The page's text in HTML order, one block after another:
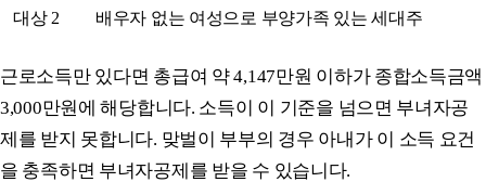
대상 2 배우자 없는 여성으로 부양가족 있는 세대주
근로소득만 있다면 총급여 약 4,147만원 이하가 종합소득금액
3,000만원에 해당합니다. 소득이 이 기준을 넘으면 부녀자공
제를 받지 못합니다. 맞벌이 부부의 경우 아내가 이 소득 요건
을 충족하면 부녀자공제를 받을 수 있습니다.